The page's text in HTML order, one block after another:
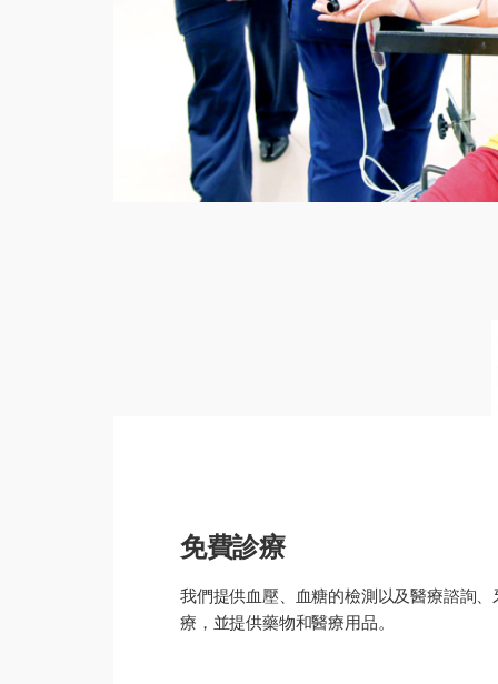
免費診療
我們提供血壓、血糖的檢測以及醫療諮詢、
療，並提供藥物和醫療用品。